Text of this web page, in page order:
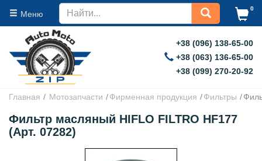
Меню
0
+38 (096) 138-65-00
+38 (063) 136-65-00
+38 (099) 270-20-92
Главная Мотозапчасти Фирменная продукция Фильтры
Фильтр масляный HIFLO FILTRO HF177
(Арт. 07282)